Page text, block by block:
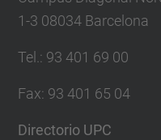
1-3 08034 Barcelona
Tel. : 93 401 69 00
Fax: 93 401 65 04
Directorio UPC